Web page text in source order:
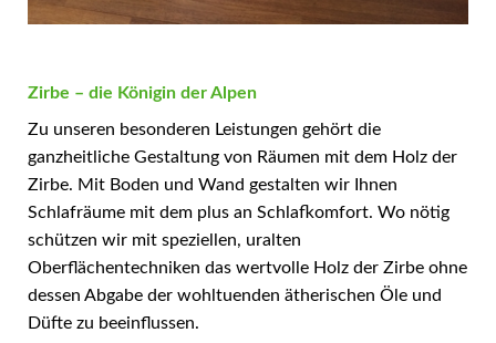
Zirbe – die Königin der Alpen
Zu unseren besonderen Leistungen gehört die
ganzheitliche Gestaltung von Räumen mit dem Holz der
Zirbe. Mit Boden und Wand gestalten wir Ihnen
Schlafräume mit dem plus an Schlafkomfort. Wo nötig
schützen wir mit speziellen, uralten
Oberflächentechniken das wertvolle Holz der Zirbe ohne
dessen Abgabe der wohltuenden ätherischen Öle und
Düfte zu beeinflussen.